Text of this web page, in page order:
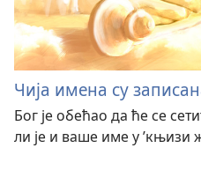
Чија имена су
Бог је обећао да ће се
ли је и ваше име у ’књизи